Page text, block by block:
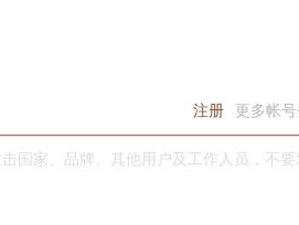
注册 更多帐号
国家、品牌、其他用户及工作人员，不